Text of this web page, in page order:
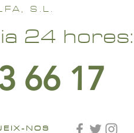
S.L.
24 hores:
66 17
NOS